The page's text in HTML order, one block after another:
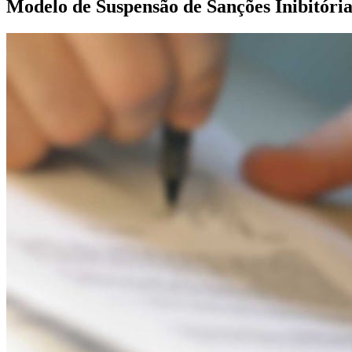
Modelo de Suspensão de Sanções